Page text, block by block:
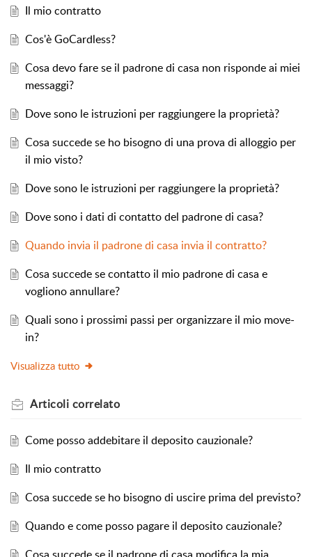
Il mio contratto
Cos'è GoCardless?
Cosa devo fare se il padrone di casa non risponde ai miei
messaggi?
Dove sono le istruzioni per raggiungere la proprietà?
Cosa succede se ho bisogno di una prova di alloggio per
il mio visto?
Dove sono le istruzioni per raggiungere la proprietà?
Dove sono i dati di contatto del padrone di casa?
Quando invia il padrone di casa invia il contratto?
Cosa succede se contatto il mio padrone di casa e
vogliono annullare?
Quali sono i prossimi passi per organizzare il mio move-
in?
Visualizza tutto
Articoli correlato
Come posso addebitare il deposito cauzionale?
Il mio contratto
Cosa succede se ho bisogno di uscire prima del previsto?
Quando e come posso pagare il deposito cauzionale?